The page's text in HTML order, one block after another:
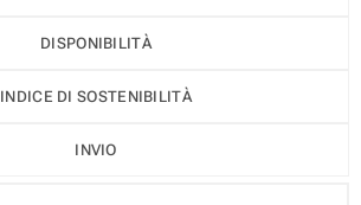
DISPONIBILITÀ
INDICE DI SOSTENIBILITÀ
INVIO